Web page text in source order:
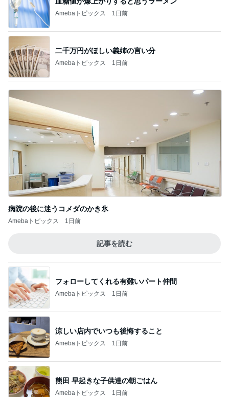
Amebaトピックス 1日前
二千万円がほしい義姉の言い分
Amebaトピックス 1日前
病院の後に迷うコメダのかき氷
Amebaトピックス 1日前
記事を読む
フォローしてくれる有難いパート仲間
Amebaトピックス 1日前
涼しい店内でいつも後悔すること
Amebaトピックス 1日前
熊田 早起きな子供達の朝ごはん
Amebaトピックス 1日前